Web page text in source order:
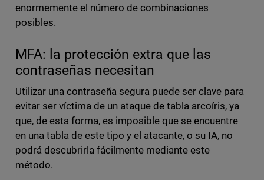
enormemente el número de combinaciones
posibles.
MFA: la protección extra que las
contraseñas necesitan
Utilizar una contraseña segura puede ser clave para
evitar ser víctima de un ataque de tabla arcoíris, ya
que, de esta forma, es imposible que se encuentre
en una tabla de este tipo y el atacante, o su IA, no
podrá descubrirla fácilmente mediante este
método.